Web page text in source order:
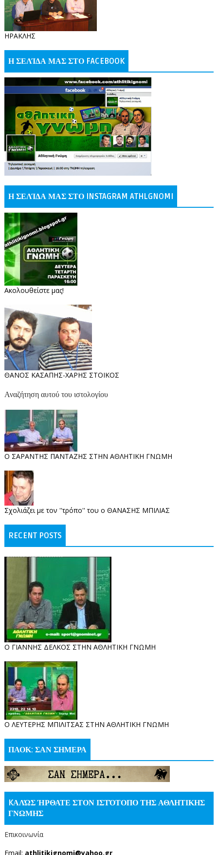
ΗΡΑΚΛΗΣ
Η ΣΕΛΊΔΑ ΜΑΣ ΣΤΟ FACEBOOK
Η ΣΕΛΊΔΑ ΜΑΣ ΣΤΟ INSTAGRAM ATHLGNOMI
Ακολουθείστε μας!
ΘΑΝΟΣ ΚΑΣΑΠΗΣ-ΧΑΡΗΣ ΣΤΟΙΚΟΣ
Αναζήτηση αυτού του ιστολογίου
O ΣΑΡΑΝΤΗΣ ΠΑΝΤΑΖΗΣ ΣΤΗΝ ΑΘΛΗΤΙΚΗ ΓΝΩΜΗ
Σχολιάζει με τον ''τρόπο'' του ο ΘΑΝΑΣΗΣ ΜΠΙΛΙΑΣ
RECENT POSTS
Ο ΓΙΑΝΝΗΣ ΔΕΛΚΟΣ ΣΤΗΝ ΑΘΛΗΤΙΚΗ ΓΝΩΜΗ
O ΛΕΥΤΕΡΗΣ ΜΠΙΛΙΤΣΑΣ ΣΤΗΝ ΑΘΛΗΤΙΚΗ ΓΝΩΜΗ
ΠΑΟΚ: ΣΑΝ ΣΗΜΕΡΑ
KΑΛΏΣ ΉΡΘΑΤΕ ΣΤΟΝ ΙΣΤΌΤΟΠΟ ΤΗΣ ΑΘΛΗΤΙΚΗΣ
ΓΝΩΜΗΣ
Επικοινωνία
Email: athlitikignomi@yahoo.gr